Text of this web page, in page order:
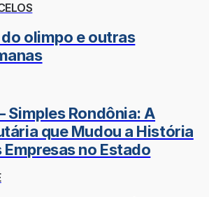
olimpo e outras
Simples Rondônia: A
que Mudou a História
Empresas no Estado